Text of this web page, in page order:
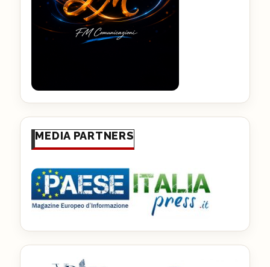
MEDIA PARTNERS